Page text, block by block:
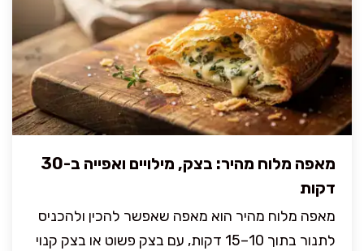
מאפה מלוח מהיר: בצק, מילויים ואפייה ב-30
דקות
מאפה מלוח מהיר הוא מאפה שאפשר להכין ולהכניס
לתנור בתוך 10–15 דקות, עם בצק פשוט או בצק קנוי